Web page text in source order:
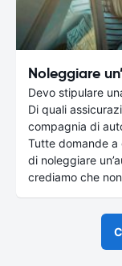
Noleggiare
Devo stipulare
Di quali
compagnia di
Tutte domande
di noleggiare
crediamo che